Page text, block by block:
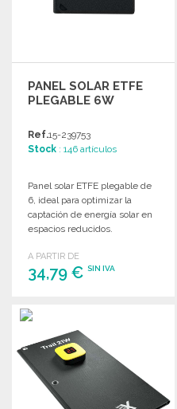
PANEL SOLAR ETFE
PLEGABLE 6W
Ref.15-239753
Stock : 146 artículos
Panel solar ETFE plegable de
6, ideal para optimizar la
captación de energía solar en
espacios reducidos.
A PARTIR DE
34,79 € SIN IVA
Solicitar un presupuesto